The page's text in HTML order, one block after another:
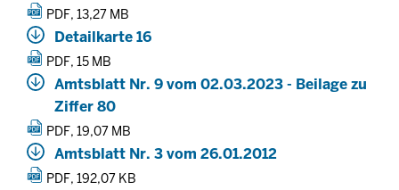
PDF, 13,27 MB
Detailkarte 16
PDF, 15 MB
Amtsblatt Nr. 9 vom 02.03.2023 - Beilage zu
Ziffer 80
PDF, 19,07 MB
Amtsblatt Nr. 3 vom 26.01.2012
PDF, 192,07 KB